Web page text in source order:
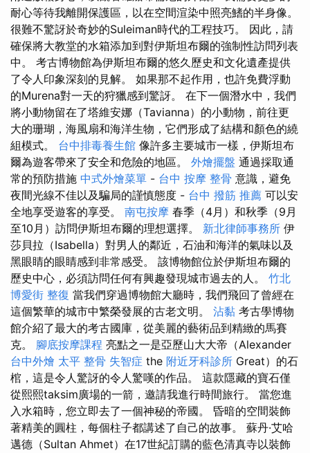
耐心等待我離開保護區，以在空間渲染中照亮鰭的半身像。
很難不驚訝於奇妙的Suleiman時代的工程技巧。 因此，請
確保將大教堂的水箱添加到對伊斯坦布爾的強制性訪問列表
中。 考古博物館為伊斯坦布爾的悠久歷史和文化遺產提供
了令人印象深刻的見解。 如果那不起作用，也許免費浮動
的Murena對一天的狩獵感到驚訝。 在下一個潛水中，我們
將小動物留在了塔維安娜（Tavianna）的小動物，前往更
大的珊瑚，海風扇和海洋生物，它們形成了結構和顏色的繞
組模式。 台中排毒養生館 像許多主要城市一樣，伊斯坦布
爾為遊客帶來了安全和危險的地區。 外燴擺盤 通過採取通
常的預防措施 中式外燴菜單 - 台中 按摩 整骨 意識，避免
夜間光線不佳以及騙局的謹慎態度 - 台中 撥筋 推薦 可以安
全地享受遊客的享受。 南屯按摩 春季（4月）和秋季（9月
至10月）訪問伊斯坦布爾的理想選擇。 新北律師事務所 伊
莎貝拉（Isabella）對男人的鄰近，石油和海洋的氣味以及
黑眼睛的眼睛感到非常感受。 該博物館位於伊斯坦布爾的
歷史中心，必須訪問任何有興趣發現城市過去的人。 竹北
博愛街 整復 當我們穿過博物館大廳時，我們飛回了曾經在
這個繁華的城市中繁榮發展的古老文明。 沾黏 考古學博物
館介紹了最大的考古國庫，從美麗的藝術品到精緻的馬賽
克。 腳底按摩課程 亮點之一是亞歷山大大帝（Alexander
台中外燴 太平 整骨 失智症 the 附近牙科診所 Great）的石
棺，這是令人驚訝的令人驚嘆的作品。 這款隱藏的寶石僅
從熙熙taksim廣場的一箭，邀請我進行時間旅行。 當您進
入水箱時，您立即去了一個神秘的帝國。 昏暗的空間裝飾
著精美的圓柱，每個柱子都講述了自己的故事。 蘇丹·艾哈
邁德（Sultan Ahmet）在17世紀訂購的藍色清真寺以裝飾